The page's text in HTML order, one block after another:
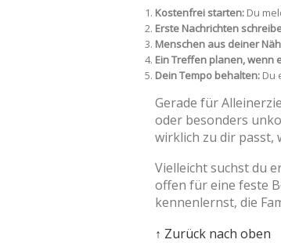
Kostenfrei starten: Du
Erste Nachrichten
Menschen aus deiner
Ein Treffen planen, wenn
Dein Tempo behalten: Du
Gerade für
oder besonders
wirklich zu dir passt,
Vielleicht suchst du
offen für eine feste
kennenlernst, die
↑ Zurück nach oben